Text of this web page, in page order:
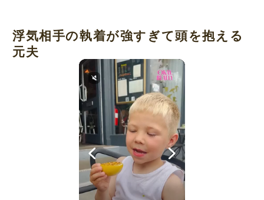
浮気相手の執着が強すぎて頭を抱える
元夫